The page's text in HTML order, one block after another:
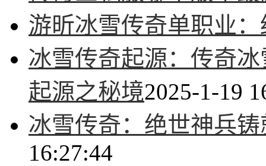
游昕冰雪传奇单职业
冰雪传奇起源：传奇
起源之秘境2025-1-19
冰雪传奇：绝世神兵
16:27:44